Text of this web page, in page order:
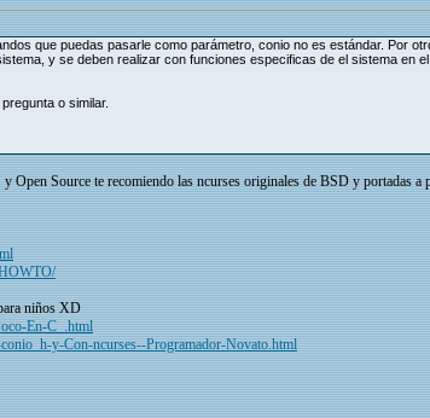
que puedas pasarle como parámetro, conio no es estándar. Por
y se deben realizar con funciones especificas de el sistema en
o similar.
Open Source te recomiendo las ncurses originales de BSD y portadas
niños XD
En-C_.html
y-Con-ncurses--Programador-Novato.html